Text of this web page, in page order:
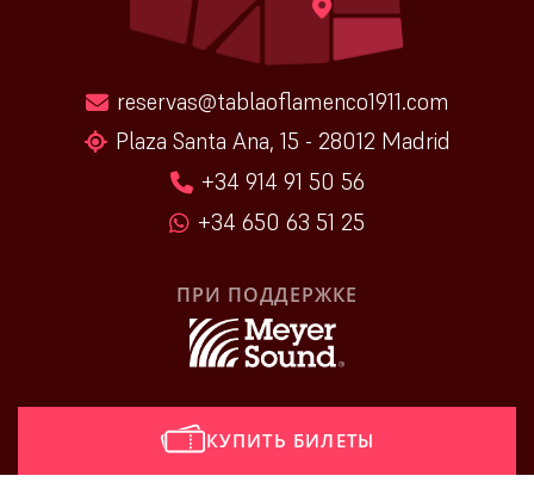
КУПИТЬ БИЛЕТЫ
reservas@tablaoflamenco1911.com
Plaza Santa Ana, 15 - 28012 Madrid
+34 914 91 50 56
+34 650 63 51 25
ПРИ ПОДДЕРЖКЕ